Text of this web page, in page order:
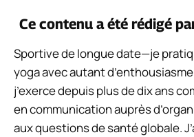
Ce contenu a été rédigé
Sportive de longue date—je
yoga avec autant
j’exerce depuis plus de dix ans
en communication auprès
aux questions de santé globale.